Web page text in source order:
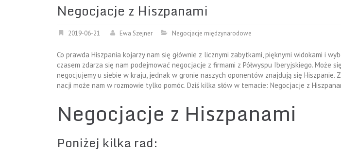
Negocjacje z Hiszpanami
2019-06-21 Ewa Szejner Negocjacje międzynarodowe
Co prawda Hiszpania kojarzy nam się głównie z licznymi zabytkami, pięknymi widokami i
czasem zdarza się nam podejmować negocjacje z firmami z Półwyspu Iberyjskiego. Może
negocjujemy u siebie w kraju, jednak w gronie naszych oponentów znajdują się Hiszpanie.
nacji może nam w rozmowie tylko pomóc. Dziś kilka słów w temacie: Negocjacje z
Negocjacje z Hiszpanami
Poniżej kilka rad: